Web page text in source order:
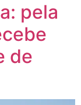
pela
de